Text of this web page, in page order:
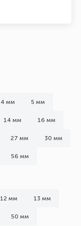
4 мм 5 мм
14 мм 16 мм
27 мм 30 мм
56 мм
12 мм 13 мм
50 мм